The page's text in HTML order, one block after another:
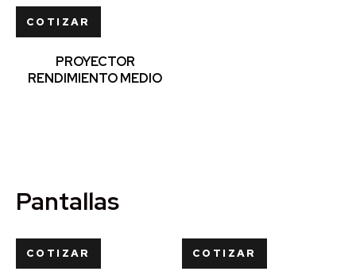
COTIZAR
PROYECTOR
RENDIMIENTO MEDIO
Pantallas
COTIZAR COTIZAR